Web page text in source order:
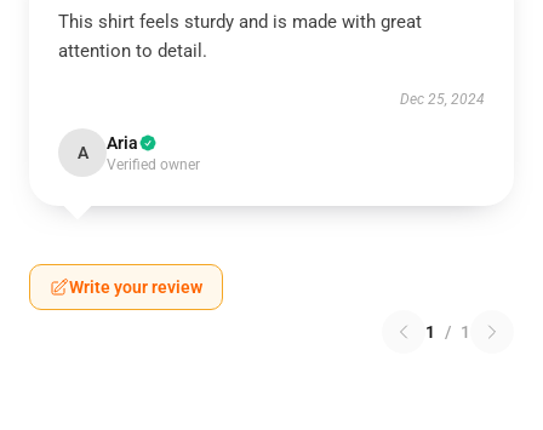
This shirt feels sturdy and is made with great
attention to detail.
Dec 25, 2024
A Aria
Verified owner
Write your review
1 / 1